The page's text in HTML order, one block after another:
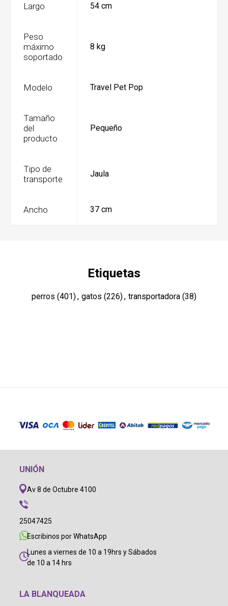
Largo 54 cm
Peso
máximo
soportado
8 kg
Modelo Travel Pet Pop
Tamaño
del
producto
Pequeño
Tipo de
transporte
Jaula
Ancho 37 cm
Etiquetas
perros (401), gatos (226), transportadora (38)
UNIÓN
Av 8 de Octubre 4100
25047425
Escribinos por WhatsApp
Lunes a viernes de 10 a 19hrs y Sábados
de 10 a 14 hrs
LA BLANQUEADA